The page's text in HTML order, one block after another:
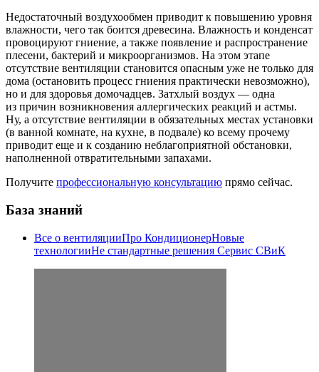
Недостаточный воздухообмен приводит к повышению уровня
влажности, чего так боится древесина. Влажность и конденсат
провоцируют гниение, а также появление и распространение
плесени, бактерий и микроорганизмов. На этом этапе
отсутствие вентиляции становится опасным уже не только для
дома (остановить процесс гниения практически невозможно),
но и для здоровья домочадцев. Затхлый воздух — одна
из причин возникновения аллергических реакций и астмы.
Ну, а отсутствие вентиляции в обязательных местах установки
(в ванной комнате, на кухне, в подвале) ко всему прочему
приводит еще и к созданию неблагоприятной обстановки,
наполненной отвратительными запахами.
Получите профессиональную консультацию прямо сейчас.
База знаний
Все о вентиляцииПро КондиционерНовые
технологииНе стандартные решения Сервис СВиК